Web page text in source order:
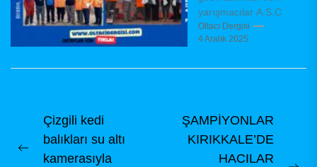
yarışmacılar A.S.C
Derneğimiz
tarafından Surf
Amatör ve Sportif
Oltacı Dergisi
4 Aralık 2025
Yazı
gezinmesi
Previous
Çizgili kedi
balıkları su altı
kamerasıyla
ŞAMPİYONLAR
KIRIKKALE’DE
HACILAR